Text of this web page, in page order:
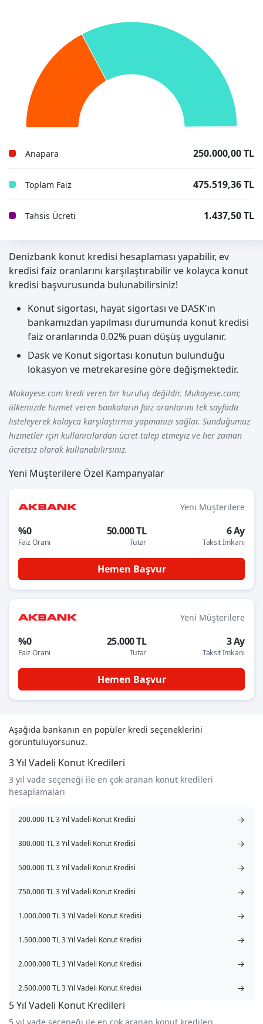
Anapara 250.000,00 TL
Toplam Faiz 475.519,36 TL
Tahsis Ücreti 1.437,50 TL
Denizbank konut kredisi hesaplaması yapabilir, ev
kredisi faiz oranlarını karşılaştırabilir ve kolayca konut
kredisi başvurusunda bulunabilirsiniz!
Konut sigortası, hayat sigortası ve DASK'ın
bankamızdan yapılması durumunda konut kredisi
faiz oranlarında 0.02% puan düşüş uygulanır.
Dask ve Konut sigortası konutun bulunduğu
lokasyon ve metrekaresine göre değişmektedir.
Mukayese.com kredi veren bir kuruluş değildir. Mukayese.com;
ülkemizde hizmet veren bankaların faiz oranlarını tek sayfada
listeleyerek kolayca karşılaştırma yapmanızı sağlar. Sunduğumuz
hizmetler için kullanıcılardan ücret talep etmeyiz ve her zaman
ücretsiz olarak kullanabilirsiniz.
Yeni Müşterilere Özel Kampanyalar
Yeni Müşterilere
%0
Faiz Oranı
50.000 TL
Tutar
6 Ay
Taksit İmkanı
Hemen Başvur
Yeni Müşterilere
%0
Faiz Oranı
25.000 TL
Tutar
3 Ay
Taksit İmkanı
Hemen Başvur
Aşağıda bankanın en popüler kredi seçeneklerini
görüntülüyorsunuz.
3 Yıl Vadeli Konut Kredileri
3 yıl vade seçeneği ile en çok aranan konut kredileri
hesaplamaları
200.000 TL 3 Yıl Vadeli Konut Kredisi →
300.000 TL 3 Yıl Vadeli Konut Kredisi →
500.000 TL 3 Yıl Vadeli Konut Kredisi →
750.000 TL 3 Yıl Vadeli Konut Kredisi →
1.000.000 TL 3 Yıl Vadeli Konut Kredisi →
1.500.000 TL 3 Yıl Vadeli Konut Kredisi →
2.000.000 TL 3 Yıl Vadeli Konut Kredisi →
2.500.000 TL 3 Yıl Vadeli Konut Kredisi →
5 Yıl Vadeli Konut Kredileri